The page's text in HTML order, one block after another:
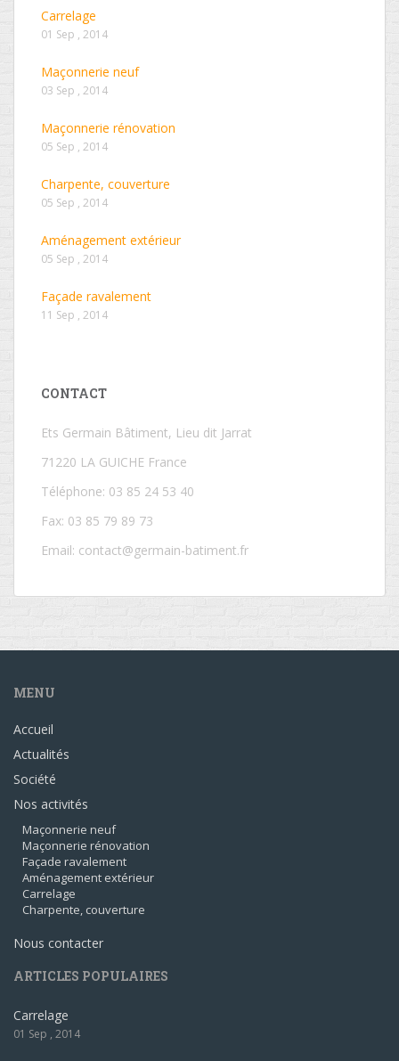
Carrelage
01 Sep , 2014
Maçonnerie neuf
03 Sep , 2014
Maçonnerie rénovation
05 Sep , 2014
Charpente, couverture
05 Sep , 2014
Aménagement extérieur
05 Sep , 2014
Façade ravalement
11 Sep , 2014
CONTACT
Ets Germain Bâtiment, Lieu dit Jarrat
71220 LA GUICHE France
Téléphone: 03 85 24 53 40
Fax: 03 85 79 89 73
Email: contact@germain-batiment.fr
MENU
Accueil
Actualités
Société
Nos activités
Maçonnerie neuf
Maçonnerie rénovation
Façade ravalement
Aménagement extérieur
Carrelage
Charpente, couverture
Nous contacter
ARTICLES POPULAIRES
Carrelage
01 Sep , 2014